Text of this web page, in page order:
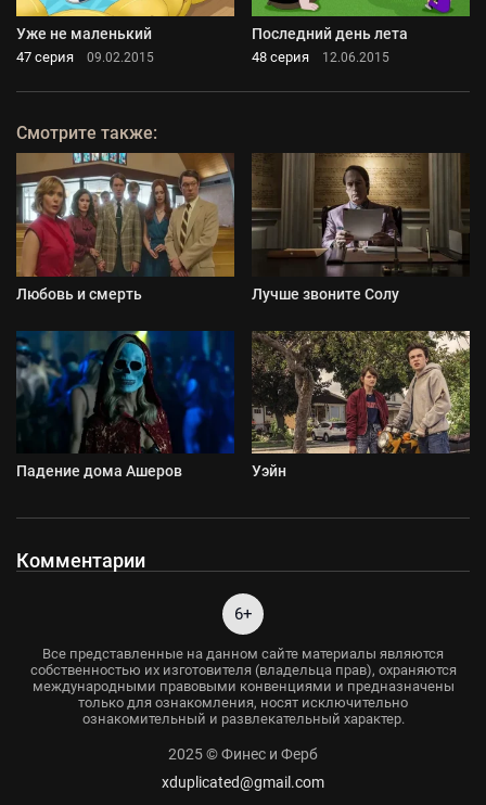
Уже не маленький
47 серия 09.02.2015
Последний день лета
48 серия 12.06.2015
Смотрите также:
Любовь и смерть Лучше звоните Солу
Падение дома Ашеров Уэйн
Комментарии
6+
Все представленные на данном сайте материалы являются
собственностью их изготовителя (владельца прав), охраняются
международными правовыми конвенциями и предназначены
только для ознакомления, носят исключительно
ознакомительный и развлекательный характер.
2025 © Финес и Ферб
xduplicated@gmail.com